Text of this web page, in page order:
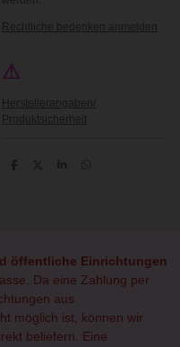
Rechtliche bedenken anmelden
⚠
Herstellerangaben/
Produktsicherheit
T
T
T
öffentliche Einrichtungen
Da eine Zahlung per
aus
möglich ist, können wir
beliefern. Eine